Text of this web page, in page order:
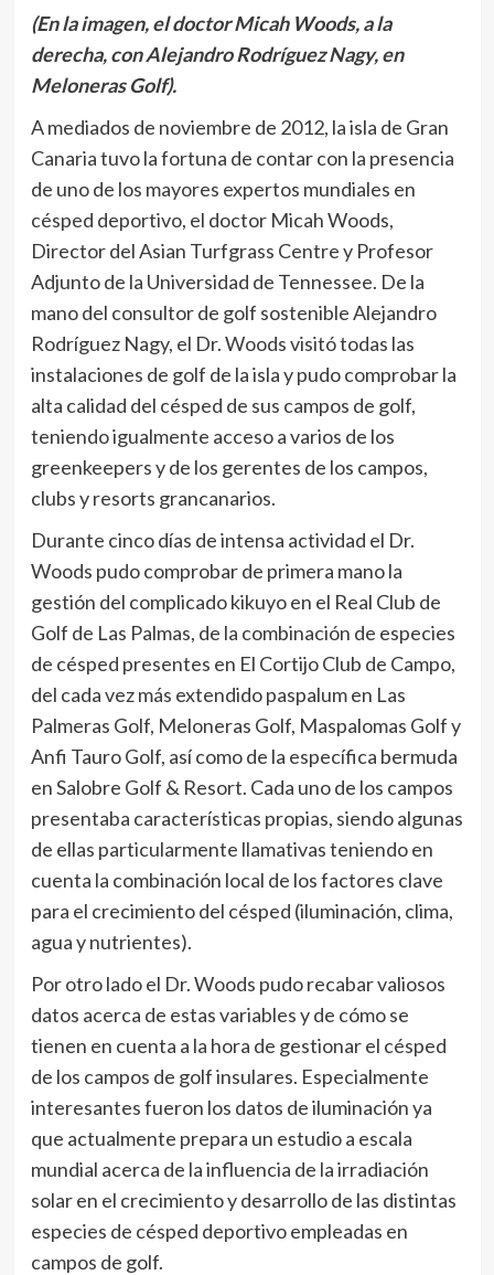
(En la imagen, el doctor Micah Woods, a la
derecha, con Alejandro Rodríguez Nagy, en
Meloneras Golf).
A mediados de noviembre de 2012, la isla de Gran
Canaria tuvo la fortuna de contar con la presencia
de uno de los mayores expertos mundiales en
césped deportivo, el doctor Micah Woods,
Director del Asian Turfgrass Centre y Profesor
Adjunto de la Universidad de Tennessee. De la
mano del consultor de golf sostenible Alejandro
Rodríguez Nagy, el Dr. Woods visitó todas las
instalaciones de golf de la isla y pudo comprobar la
alta calidad del césped de sus campos de golf,
teniendo igualmente acceso a varios de los
greenkeepers y de los gerentes de los campos,
clubs y resorts grancanarios.
Durante cinco días de intensa actividad el Dr.
Woods pudo comprobar de primera mano la
gestión del complicado kikuyo en el Real Club de
Golf de Las Palmas, de la combinación de especies
de césped presentes en El Cortijo Club de Campo,
del cada vez más extendido paspalum en Las
Palmeras Golf, Meloneras Golf, Maspalomas Golf y
Anfi Tauro Golf, así como de la específica bermuda
en Salobre Golf & Resort. Cada uno de los campos
presentaba características propias, siendo algunas
de ellas particularmente llamativas teniendo en
cuenta la combinación local de los factores clave
para el crecimiento del césped (iluminación, clima,
agua y nutrientes).
Por otro lado el Dr. Woods pudo recabar valiosos
datos acerca de estas variables y de cómo se
tienen en cuenta a la hora de gestionar el césped
de los campos de golf insulares. Especialmente
interesantes fueron los datos de iluminación ya
que actualmente prepara un estudio a escala
mundial acerca de la influencia de la irradiación
solar en el crecimiento y desarrollo de las distintas
especies de césped deportivo empleadas en
campos de golf.